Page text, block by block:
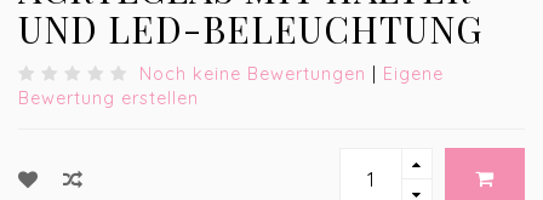
UND LED-BELEUCHTUNG
Noch keine Bewertungen | Eigene
Bewertung erstellen